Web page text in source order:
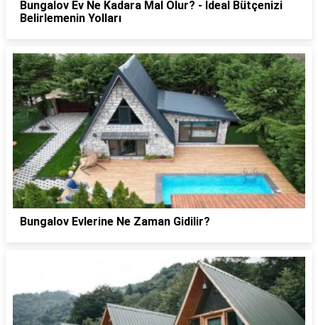
Bungalov Ev Ne Kadara Mal Olur? - İdeal Bütçenizi
Belirlemenin Yolları
Bungalov Evlerine Ne Zaman Gidilir?